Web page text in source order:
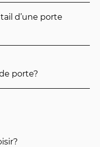
d’une porte
porte?